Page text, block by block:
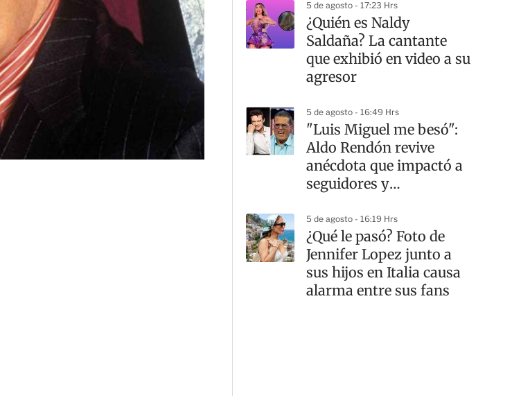
5 de agosto - 17:23 Hrs
¿Quién es Naldy
Saldaña? La cantante
que exhibió en video a su
agresor
5 de agosto - 16:49 Hrs
"Luis Miguel me besó":
Aldo Rendón revive
anécdota que impactó a
seguidores y
5 de agosto - 16:19 Hrs
¿Qué le pasó? Foto de
Jennifer Lopez junto a
sus hijos en Italia causa
alarma entre sus fans